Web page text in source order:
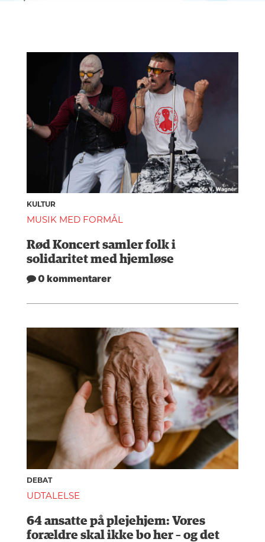
KULTUR
MUSIK MED FORMÅL
Rød Koncert samler folk i
solidaritet med hjemløse
0 kommentarer
DEBAT
UDTALELSE
64 ansatte på plejehjem: Vores
forældre skal ikke bo her – og det